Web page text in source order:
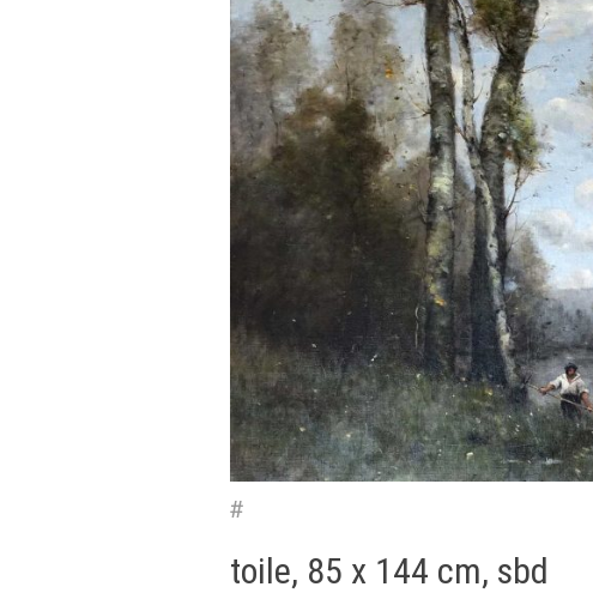
#
toile, 85 x 144 cm, sbd